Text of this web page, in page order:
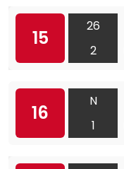
15
26
2
16
N
1